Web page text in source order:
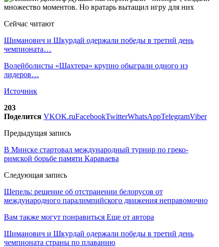
Сейчас читают
Шиманович и Шкурдай одержали победы в третий день
чемпионата…
Волейболисты «Шахтера» крупно обыграли одного из
лидеров…
Источник
203
Поделится VKOK.ruFacebookTwitterWhatsAppTelegramViber
Предыдущая запись
В Минске стартовал международный турнир по греко-
римской борьбе памяти Караваева
Следующая запись
Шепель: решение об отстранении белорусов от
международного паралимпийского движения неправомочно
Вам также могут понравиться Еще от автора
Шиманович и Шкурдай одержали победы в третий день
чемпионата страны по плаванию